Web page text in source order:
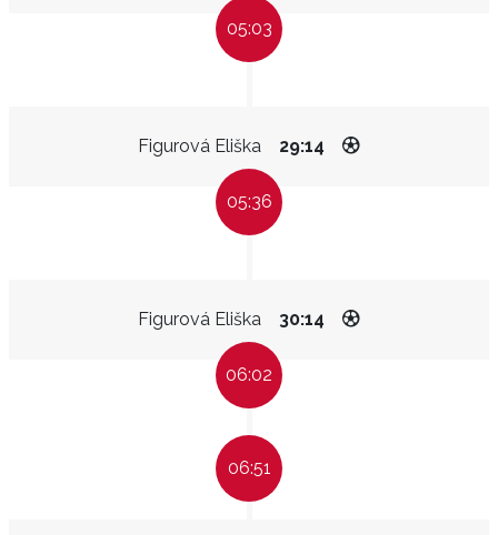
05:03
Figurová Eliška 29:14
05:36
Figurová Eliška 30:14
06:02
06:51